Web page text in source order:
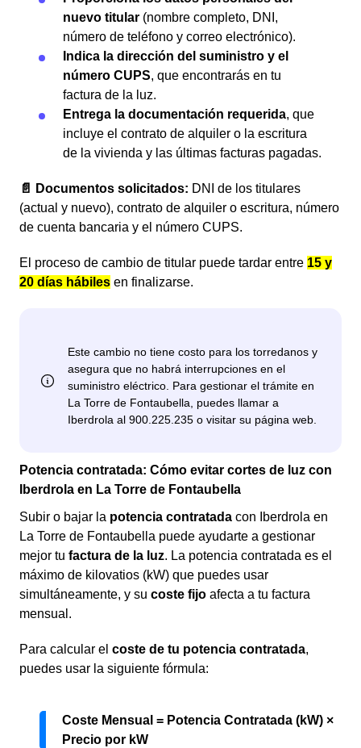
nuevo titular (nombre completo, DNI,
número de teléfono y correo electrónico).
Indica la dirección del suministro y el
número CUPS, que encontrarás en tu
factura de la luz.
Entrega la documentación requerida, que
incluye el contrato de alquiler o la escritura
de la vivienda y las últimas facturas pagadas.
📄 Documentos solicitados: DNI de los titulares
(actual y nuevo), contrato de alquiler o escritura, número
de cuenta bancaria y el número CUPS.
El proceso de cambio de titular puede tardar entre 15 y
20 días hábiles en finalizarse.
Potencia contratada: Cómo evitar cortes de luz con
Iberdrola en La Torre de Fontaubella
Subir o bajar la potencia contratada con Iberdrola en
La Torre de Fontaubella puede ayudarte a gestionar
mejor tu factura de la luz. La potencia contratada es el
máximo de kilovatios (kW) que puedes usar
simultáneamente, y su coste fijo afecta a tu factura
mensual.
Para calcular el coste de tu potencia contratada,
puedes usar la siguiente fórmula:
Coste Mensual = Potencia Contratada (kW) ×
Precio por kW